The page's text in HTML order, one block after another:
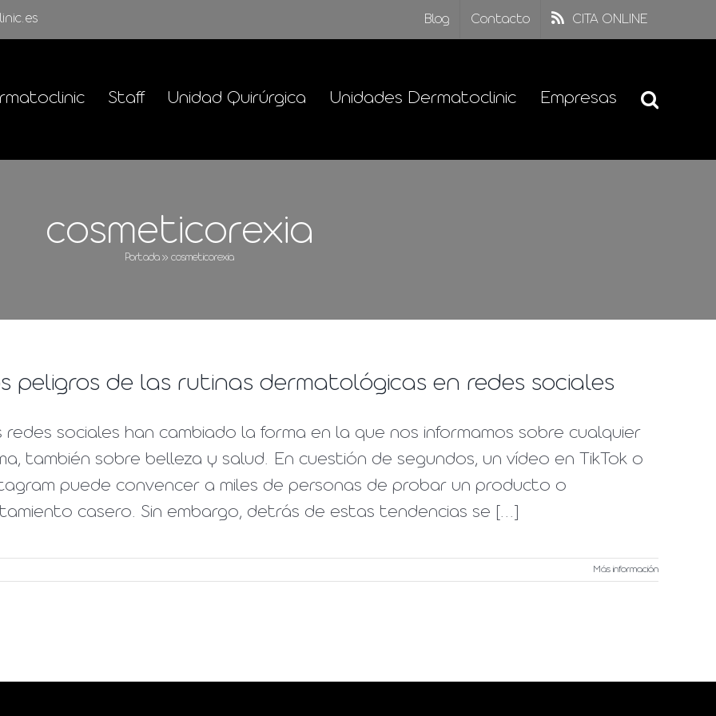
Blog Contacto CITA ONLINE
Staff Unidad Quirúrgica Unidades Dermatoclinic Empresas
cosmeticorexia
Portada» cosmeticorexia
peligros de las rutinas dermatológicas en redes sociales
redes sociales han cambiado la forma en la que nos informamos sobre cualquier
también sobre belleza y salud. En cuestión de segundos, un vídeo en TikTok o
puede convencer a miles de personas de probar un producto o
casero. Sin embargo, detrás de estas tendencias se [...]
Más información